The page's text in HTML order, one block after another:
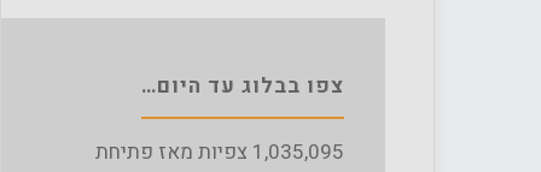
צפו בבלוג עד היום…
1,035,095 צפיות מאז פתיחת